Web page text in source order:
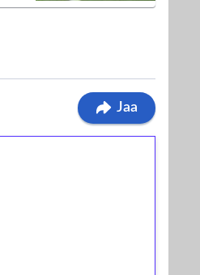
Jaa